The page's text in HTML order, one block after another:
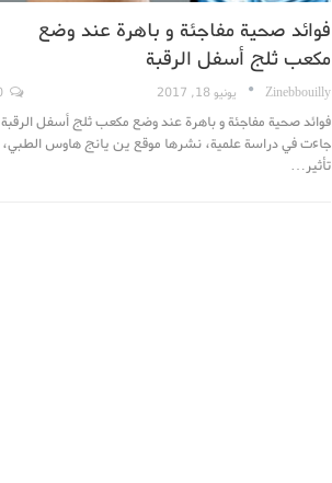
فوائد صحية مفاجئة و باهرة عند وضع
مكعب ثلج أسفل الرقبة
Zinebbouilly يونيو 18, 2017
فوائد صحية مفاجئة و باهرة عند وضع مكعب ثلج أسفل الرقبة
جاءت في دراسة علمية، نشرها موقع ين يانج هاوس الطبي،
تأثير…